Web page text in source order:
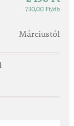
730,00 Ft/db
Márciustól